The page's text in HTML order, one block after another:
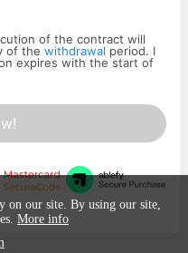
of the contract will
of the withdrawal period. I
expires with the start of
on our site. By using our site,
More info